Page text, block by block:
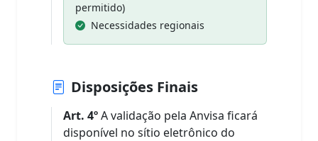
permitido)
Necessidades regionais
Disposições Finais
Art. 4ºA validação pela Anvisa ficará
disponível no sítio eletrônico do